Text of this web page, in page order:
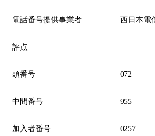
電話番号提供事業者 西日本電
評点
頭番号 072
中間番号 955
加入者番号 0257